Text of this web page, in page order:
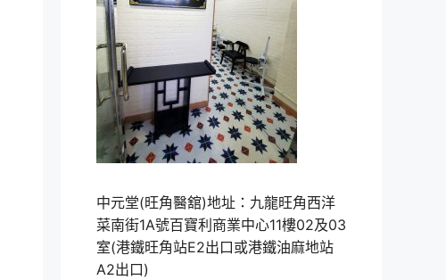
中元堂(旺角醫舘)地址：九龍旺角西洋
菜南街1A號百寶利商業中心11樓02及03
室(港鐵旺角站E2出口或港鐵油麻地站
A2出口)